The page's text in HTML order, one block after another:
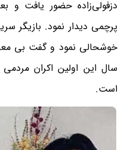
دزفولی‌‌‌زاده حضور یافت و
پرچمی دیدار نمود. بازیگر
سال این اولین اکران
است.